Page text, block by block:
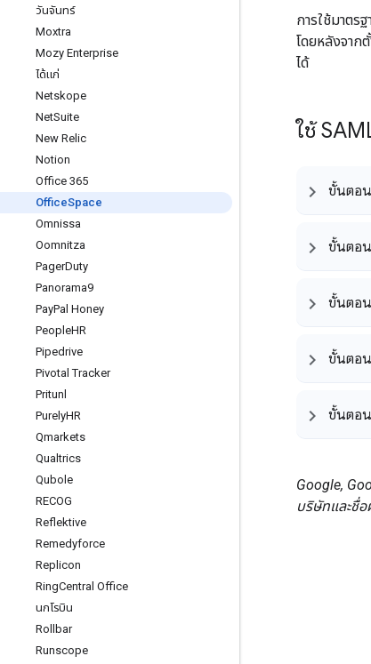
วันจันทร์
Moxtra
Mozy Enterprise
ได้แก่
Netskope
NetSuite
New Relic
Notion
Office 365
OfficeSpace
Omnissa
Oomnitza
PagerDuty
Panorama9
PayPal Honey
PeopleHR
Pipedrive
Pivotal Tracker
Pritunl
PurelyHR
Qmarkets
Qualtrics
Qubole
RECOG
Reflektive
Remedyforce
Replicon
RingCentral Office
นกโรบิน
Rollbar
Runscope
การใช้มาตร
โดยหลังจาก
ได้
ใช้
ขั้นตอน
ขั้นตอ
ขั้นตอ
ขั้นตอ
ขั้นตอน
Google,
บริษัทและชื่